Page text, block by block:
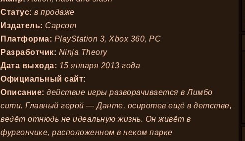
Статус: в продаже
Издатель: Capcom
Платформа: PlayStation 3, Xbox 360, PC
Разработчик: Ninja Theory
Дата выхода: 15 января 2013 года
Официальный сайт:
Описание: действие игры разворачивается в Лимбо
сити. Главный герой — Данте, осиротев ещё в детстве,
ведёт отнюдь не идеальную жизнь. Он живёт в
фургончике, расположенном в неком парке